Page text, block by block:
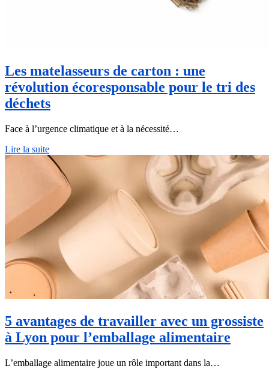
Les matelasseurs de carton : une
révolution écoresponsable pour le tri des
déchets
Face à l’urgence climatique et à la nécessité…
Lire la suite
5 avantages de travailler avec un grossiste
à Lyon pour l’emballage alimentaire
L’emballage alimentaire joue un rôle important dans la…